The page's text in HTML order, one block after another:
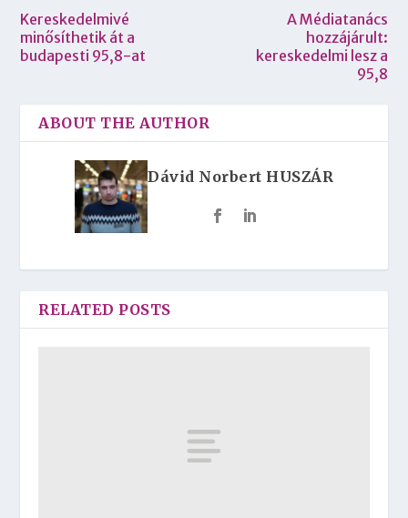
Kereskedelmivé
minősíthetik át a
budapesti 95,8-at
A Médiatanács
hozzájárult:
kereskedelmi lesz a
95,8
ABOUT THE AUTHOR
Dávid Norbert HUSZÁR
RELATED POSTS